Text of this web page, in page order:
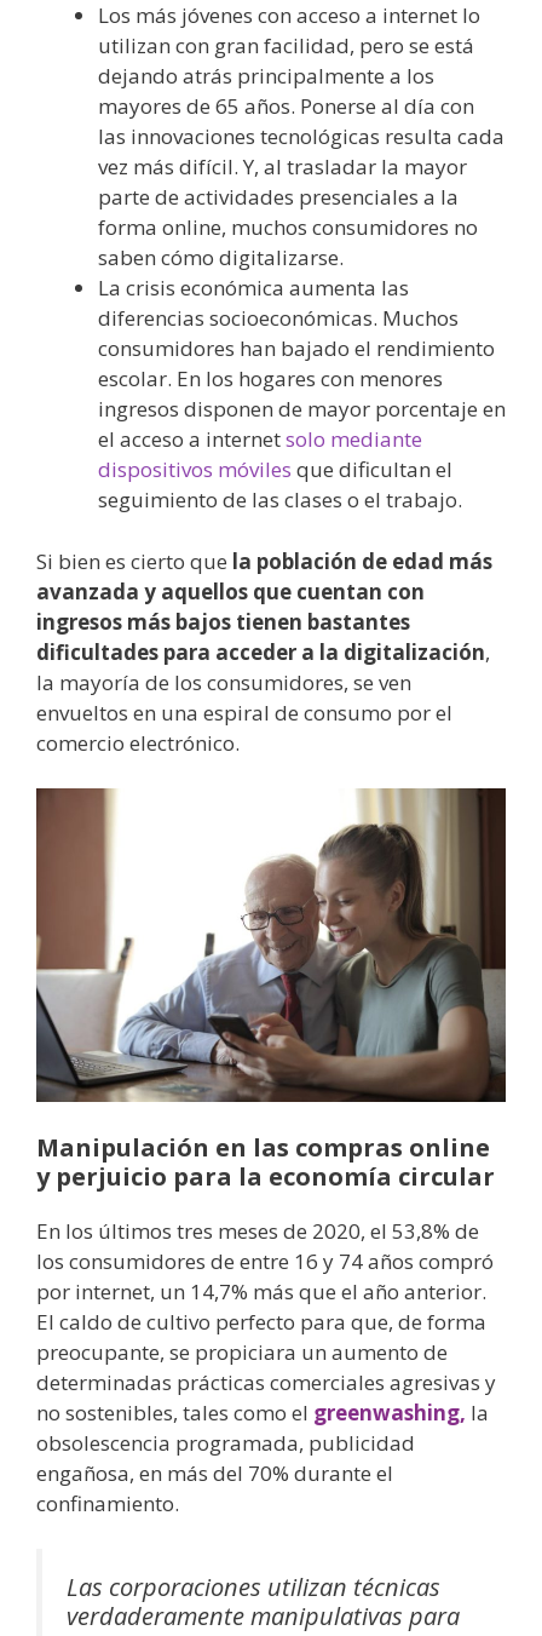
Los más jóvenes con acceso a internet lo
utilizan con gran facilidad, pero se está
dejando atrás principalmente a los
mayores de 65 años. Ponerse al día con
las innovaciones tecnológicas resulta cada
vez más difícil. Y, al trasladar la mayor
parte de actividades presenciales a la
forma online, muchos consumidores no
saben cómo digitalizarse.
La crisis económica aumenta las
diferencias socioeconómicas. Muchos
consumidores han bajado el rendimiento
escolar. En los hogares con menores
ingresos disponen de mayor porcentaje en
el acceso a internetsolo mediante
dispositivos móviles que dificultan el
seguimiento de las clases o el trabajo.
Si bien es cierto que la población de edad más
avanzada y aquellos que cuentan con
ingresos más bajos tienen bastantes
dificultades para acceder a la digitalización,
la mayoría de los consumidores, se ven
envueltos en una espiral de consumo por el
comercio electrónico.
Manipulación en las compras online
y perjuicio para la economía circular
En los últimos tres meses de 2020, el 53,8% de
los consumidores de entre 16 y 74 años compró
por internet, un 14,7% más que el año anterior.
El caldo de cultivo perfecto para que, de forma
preocupante, se propiciara un aumento de
determinadas prácticas comerciales agresivas y
no sostenibles, tales como el greenwashing, la
obsolescencia programada, publicidad
engañosa, en más del 70% durante el
confinamiento.
Las corporaciones utilizan técnicas
verdaderamente manipulativas para